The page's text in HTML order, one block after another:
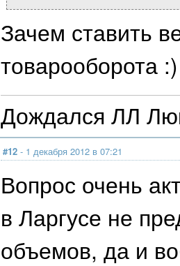
Зачем ставить
товарооборота :)
Дождался ЛЛ
#12 - 1 декабря 2012 в 07:21
Вопрос очень
в Ларгусе не
объемов, да и